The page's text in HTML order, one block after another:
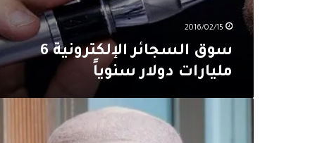
2016/02/15
سوق السجائر الإلكترونية 6
مليارات دولار سنوياً